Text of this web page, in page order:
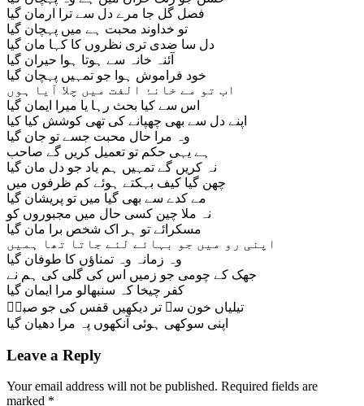
فصل گل جا مرے دل سے ترا ارمان گیا
تو خداوند محبت ہے میں پہچان گیا
دل سا ضدی تری نظروں کا کہا مان گیا
آئنہ خانہ سے ہوتا ہوا حیران گیا
خود فراموش ہوا جو تمہیں پہچان گیا
اب تو مے خانۂ الفت میں چلا آیا ہوں
اس سے کیا بحث رہا یا میرا ایمان گیا
اپنے دل سے بھی چھپانے کی تھی کوشش کیا کیا
وہ مرا حال محبت جسے تو جان گیا
ہے یہی حکم تو تعمیل کریں گے صاحب
نہ کریں گے تمہیں ہم یاد جو دل مان گیا
چھن گیا کیف بہکتے ہوئے کم ظرفوں میں
مے کدے سے بھی گیا میں تو پریشان گیا
نہ ملا چین کسی حال میں مجبوروں کو
مسکرائے تو ہر اک شخص برا مان گیا
اپنی رو میں جو بہائے لئے جاتا تھا ہمیں
وہ زمانہ وہ تمناؤں کا طوفان گیا
جھک کے چومی جو زمیں اس کی گلی کی ہم نے
کفر چیخا کہ سنبھالو مرا ایمان گیا
تیلیاں خون سے تر دیکھیں قفس کی جو صباؔ
اپنی سوکھی ہوئی آنکھوں پہ مرا دھیان گیا
Leave a Reply
Your email address will not be published. Required fields are
marked *